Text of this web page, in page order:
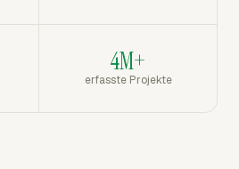
4M+
erfasste Projekte